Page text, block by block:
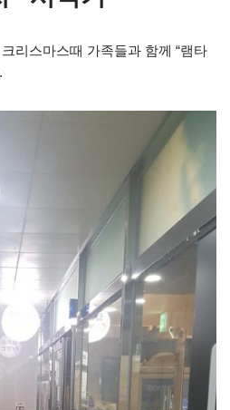
리스마스때 가족들과 함께 “램타